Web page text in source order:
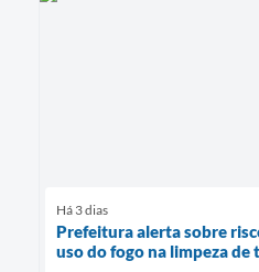
Há 3 dias
Prefeitura alerta sobre
uso do fogo na limpeza de